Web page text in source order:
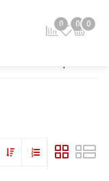
0 0 0